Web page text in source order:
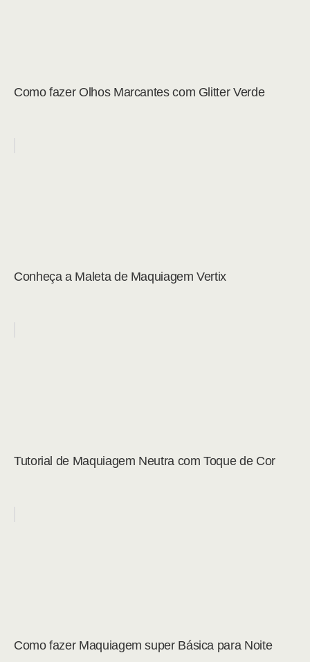
Como fazer Olhos Marcantes com Glitter Verde
Conheça a Maleta de Maquiagem Vertix
Tutorial de Maquiagem Neutra com Toque de Cor
Como fazer Maquiagem super Básica para Noite